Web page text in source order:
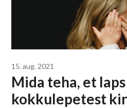
15. aug. 2021
Mida teha, et
kokkulepetest